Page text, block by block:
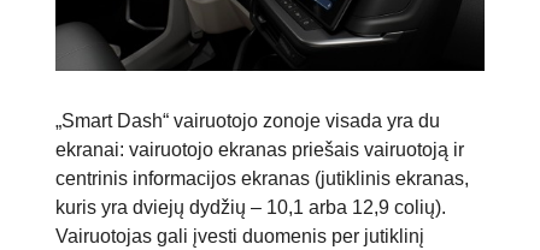
„Smart Dash“ vairuotojo zonoje visada yra du
ekranai: vairuotojo ekranas priešais vairuotoją ir
centrinis informacijos ekranas (jutiklinis ekranas,
kuris yra dviejų dydžių – 10,1 arba 12,9 colių).
Vairuotojas gali įvesti duomenis per jutiklinį